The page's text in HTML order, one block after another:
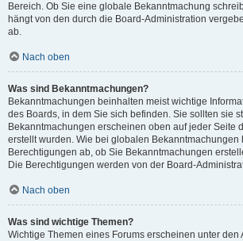
Bereich. Ob Sie eine globale Bekanntmachung
hängt von den durch die Board-Administration
ab.
Nach oben
Was sind Bekanntmachungen?
Bekanntmachungen beinhalten meist wichtige
des Boards, in dem Sie sich befinden. Sie sollten sie
Bekanntmachungen erscheinen oben auf jeder Seite
erstellt wurden. Wie bei globalen Bekanntmachungen
Berechtigungen ab, ob Sie Bekanntmachungen
Die Berechtigungen werden von der Board-
Nach oben
Was sind wichtige Themen?
Wichtige Themen eines Forums erscheinen unter den